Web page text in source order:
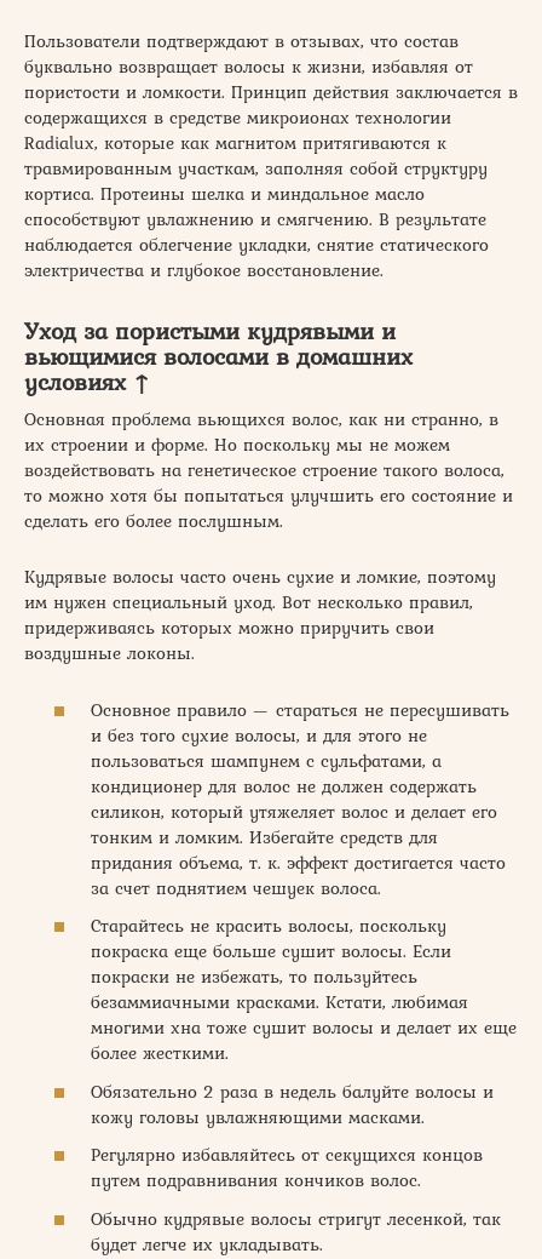
Пользователи подтверждают в отзывах, что состав
буквально возвращает волосы к жизни, избавляя от
пористости и ломкости. Принцип действия заключается в
содержащихся в средстве микроионах технологии
Radialux, которые как магнитом притягиваются к
травмированным участкам, заполняя собой структуру
кортиса. Протеины шелка и миндальное масло
способствуют увлажнению и смягчению. В результате
наблюдается облегчение укладки, снятие статического
электричества и глубокое восстановление.
Уход за пористыми кудрявыми и
вьющимися волосами в домашних
условиях ↑
Основная проблема вьющихся волос, как ни странно, в
их строении и форме. Но поскольку мы не можем
воздействовать на генетическое строение такого волоса,
то можно хотя бы попытаться улучшить его состояние и
сделать его более послушным.
Кудрявые волосы часто очень сухие и ломкие, поэтому
им нужен специальный уход. Вот несколько правил,
придерживаясь которых можно приручить свои
воздушные локоны.
Основное правило — стараться не пересушивать
и без того сухие волосы, и для этого не
пользоваться шампунем с сульфатами, а
кондиционер для волос не должен содержать
силикон, который утяжеляет волос и делает его
тонким и ломким. Избегайте средств для
придания объема, т. к. эффект достигается часто
за счет поднятием чешуек волоса.
Старайтесь не красить волосы, поскольку
покраска еще больше сушит волосы. Если
покраски не избежать, то пользуйтесь
безаммиачными красками. Кстати, любимая
многими хна тоже сушит волосы и делает их еще
более жесткими.
Обязательно 2 раза в недель балуйте волосы и
кожу головы увлажняющими масками.
Регулярно избавляйтесь от секущихся концов
путем подравнивания кончиков волос.
Обычно кудрявые волосы стригут лесенкой, так
будет легче их укладывать.